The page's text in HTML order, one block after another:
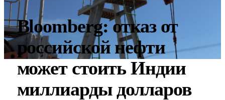
Bloomberg: отказ от
российской нефти
может стоить Индии
миллиарды долларов